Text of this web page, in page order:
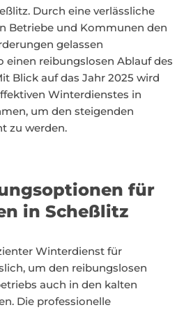
Durch eine verlässliche
Betriebe und Kommunen den
gelassen
einen reibungslosen Ablauf des
Blick auf das Jahr 2025 wird
Winterdienstes in
um den steigenden
zu werden.
für
in Scheßlitz
Winterdienst für
um den reibungslosen
auch in den kalten
Die professionelle